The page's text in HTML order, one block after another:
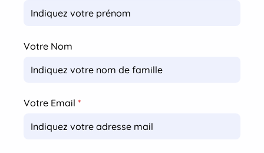
Votre Nom
Votre Email *